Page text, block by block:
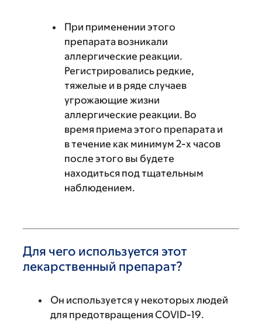
При применении этого
препарата возникали
аллергические реакции.
Регистрировались редкие,
тяжелые и в ряде случаев
угрожающие жизни
аллергические реакции. Во
время приема этого препарата и
в течение как минимум 2-х часов
после этого вы будете
находиться под тщательным
наблюдением.
Для чего используется этот
лекарственный препарат?
Он используется у некоторых людей
для предотвращения COVID-19.